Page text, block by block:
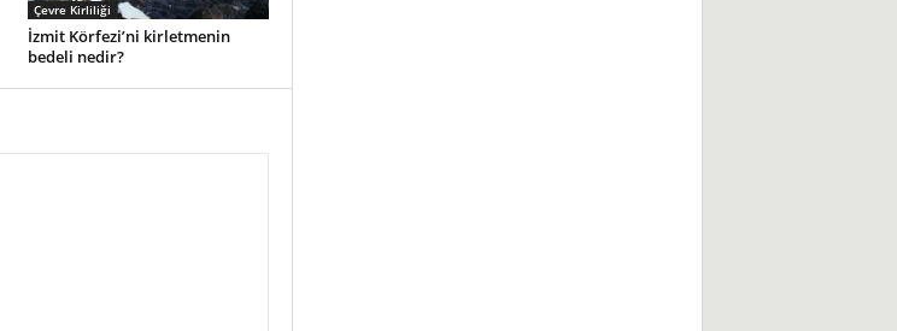
Çevre Kirliliği
İzmit Körfezi’ni kirletmenin
bedeli nedir?